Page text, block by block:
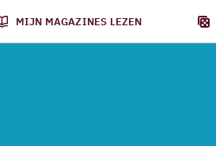
MIJN MAGAZINES LEZEN